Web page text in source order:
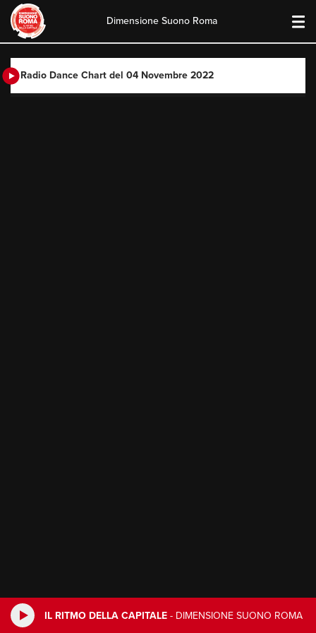
IL RITMO DELLA CAPITALE - DIMENSIONE SUONO ROMA
content
Dimensione Suono Roma
Radio Dance Chart del 04 Novembre 2022